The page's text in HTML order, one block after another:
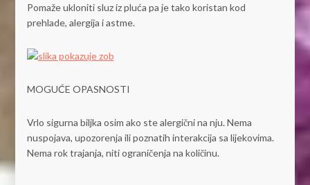
Pomaže ukloniti sluz iz pluća pa je tako koristan kod
prehlade, alergija i astme.
MOGUĆE OPASNOSTI
Vrlo sigurna biljka osim ako ste alergični na nju. Nema
nuspojava, upozorenja ili poznatih interakcija sa lijekovima.
Nema rok trajanja, niti ograničenja na količinu.